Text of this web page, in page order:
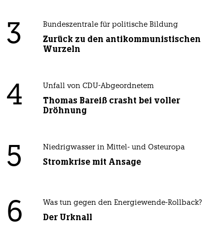
3 Bundeszentrale für politische Bildung
Zurück zu den antikommunistischen
Wurzeln
4 Unfall von CDU-Abgeordnetem
Thomas Bareiß crasht bei voller
Dröhnung
5 Niedrigwasser in Mittel- und Osteuropa
Stromkrise mit Ansage
6 Was tun gegen den Energiewende-Rollback?
Der Urknall